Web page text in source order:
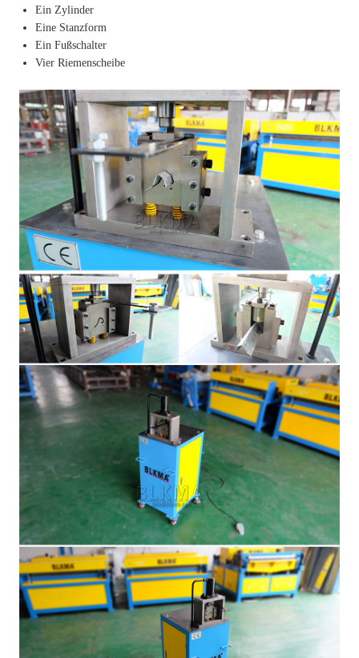
Ein Zylinder
Eine Stanzform
Ein Fußschalter
Vier Riemenscheibe